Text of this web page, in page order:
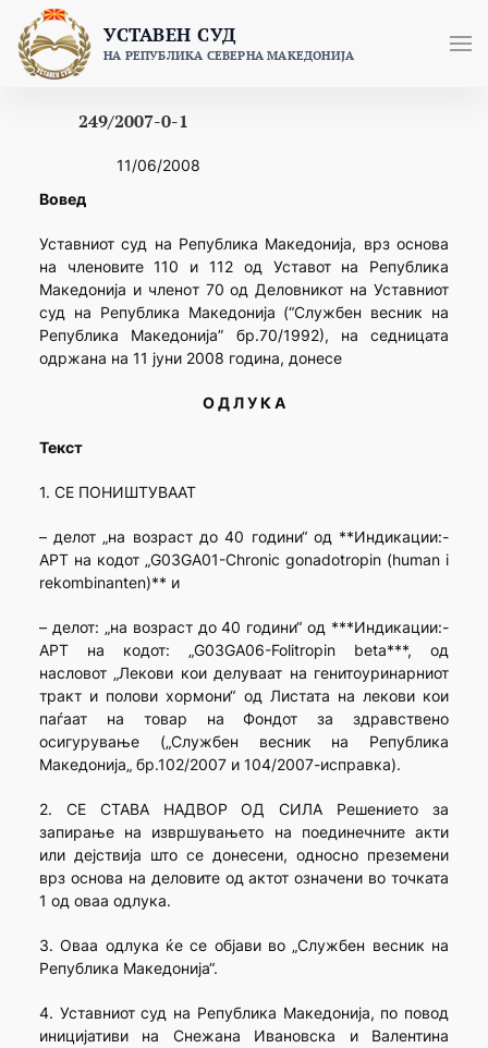
content
УСТАВЕН СУД
НА РЕПУБЛИКА СЕВЕРНА МАКЕДОНИЈА
249/2007-0-1
11/06/2008
Вовед
Уставниот суд на Република Македонија, врз основа
на членовите 110 и 112 од Уставот на Република
Македонија и членoт 70 од Деловникот на Уставниот
суд на Република Македонија (“Службен весник на
Репуб­лика Македонија” бр.70/1992), на седницата
одржана на 11 јуни 2008 година, донесе
О Д Л У К А
Текст
1. СЕ ПОНИШТУВААТ
– делот „на возраст до 40 години“ од **Индикации:-
АРТ на кодот „G03GA01-Chronic gonadotropin (human i
rekombinanten)** и
– делот: „на возраст до 40 години“ од ***Индикации:-
АРТ на кодот: „G03GA06-Folitropin beta***, од
насловот „Лекови кои делуваат на генитоуринарниот
тракт и полови хормони“ од Листата на лекови кои
паѓаат на товар на Фондот за здравствено
осигурување („Службен весник на Република
Македонија„ бр.102/2007 и 104/2007-исправка).
2. СЕ СТАВА НАДВОР ОД СИЛА Решението за
запирање на извршувањето на поединечните акти
или дејствија што се донесени, односно преземени
врз основа на деловите од актот означени во точката
1 од оваа одлука.
3. Оваа одлука ќе се објави во „Службен весник на
Република Македонија“.
4. Уставниот суд на Република Македонија, по повод
иницијативи на Снежана Ивановска и Валентина